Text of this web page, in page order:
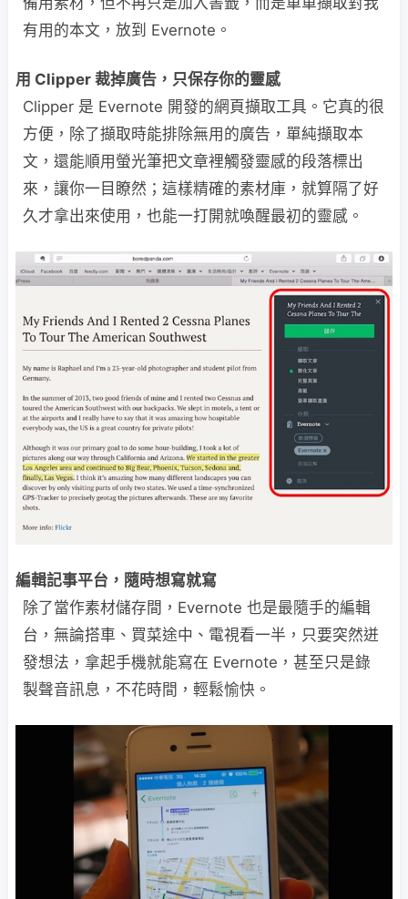
有用的本文，放到 Evernote。
用 Clipper 裁掉廣告，只保存你的靈感
Clipper 是 Evernote 開發的網頁擷取工具。它真的很
方便，除了擷取時能排除無用的廣告，單純擷取本
文，還能順用螢光筆把文章裡觸發靈感的段落標出
來，讓你一目瞭然；這樣精確的素材庫，就算隔了好
久才拿出來使用，也能一打開就喚醒最初的靈感。
編輯記事平台，隨時想寫就寫
除了當作素材儲存間，Evernote 也是最隨手的編輯
台，無論搭車、買菜途中、電視看一半，只要突然迸
發想法，拿起手機就能寫在 Evernote，甚至只是錄
製聲音訊息，不花時間，輕鬆愉快。